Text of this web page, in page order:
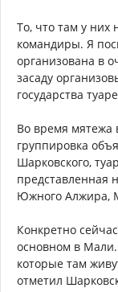
То, что там у них
командиры. Я
организована в
засаду
государства
Во время мятежа
группировка
Шарковского,
представленная
Южного Алжира,
Конкретно
основном в
которые там
отметил